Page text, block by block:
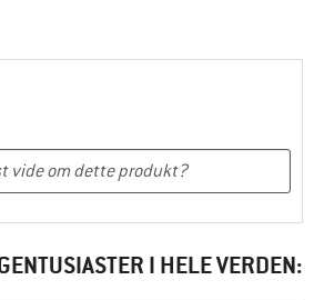
I HELE VERDEN: